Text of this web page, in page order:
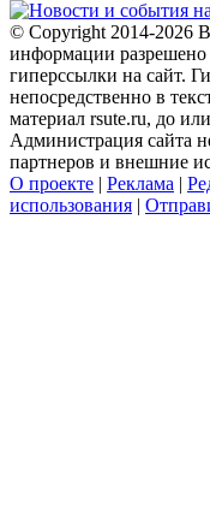
© Copyright 2014-2026
информации разрешено
гиперссылки на сайт.
непосредственно в
материал rsute.ru, до
Администрация сайта
партнеров и внешние
О проекте | Реклама |
использования |